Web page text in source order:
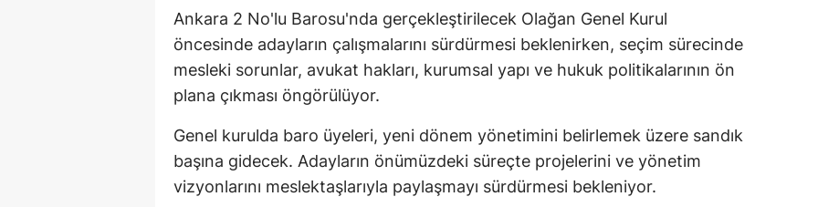
Ankara 2 No'lu Barosu'nda gerçekleştirilecek Olağan Genel Kurul
öncesinde adayların çalışmalarını sürdürmesi beklenirken, seçim sürecinde
mesleki sorunlar, avukat hakları, kurumsal yapı ve hukuk politikalarının ön
plana çıkması öngörülüyor.
Genel kurulda baro üyeleri, yeni dönem yönetimini belirlemek üzere sandık
başına gidecek. Adayların önümüzdeki süreçte projelerini ve yönetim
vizyonlarını meslektaşlarıyla paylaşmayı sürdürmesi bekleniyor.